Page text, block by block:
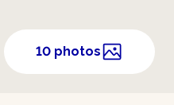
10 photos